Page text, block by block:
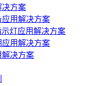
决方案
用解决方案
灯应用解决方案
用解决方案
解决方案